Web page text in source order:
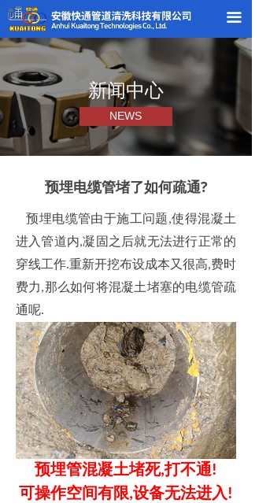
끀
预埋电缆管堵了如何疏通?
预埋电缆管由于施工问题,使得混凝土
进入管道内,凝固之后就无法进行正常的
穿线工作.重新开挖布设成本又很高,费时
费力,那么如何将混凝土堵塞的电缆管疏
通呢.
预埋管混凝土堵死,打不通!
可操作空间有限,设备无法进入 !
新闻中心
NEWS